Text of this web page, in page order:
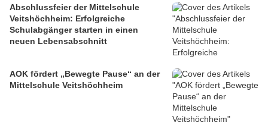
Abschlussfeier der Mittelschule
Veitshöchheim: Erfolgreiche
Schulabgänger starten in einen
neuen Lebensabschnitt
AOK fördert „Bewegte Pause“ an der
Mittelschule Veitshöchheim